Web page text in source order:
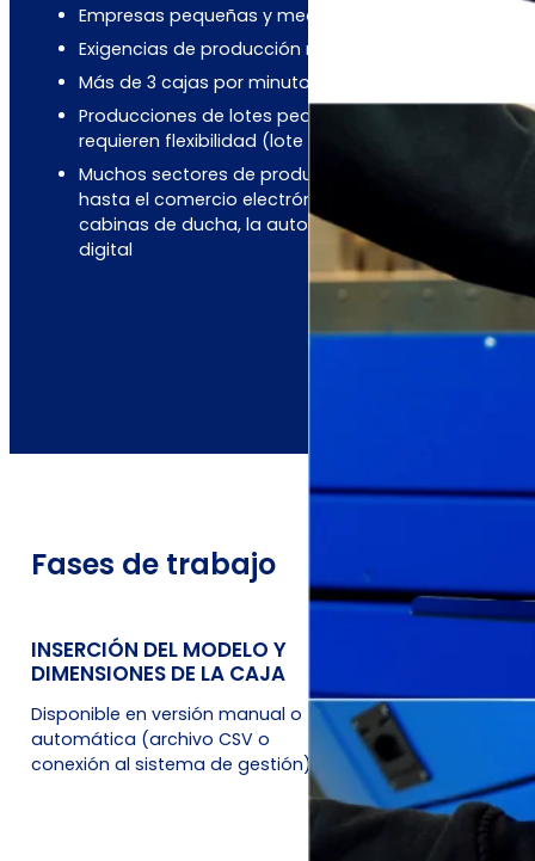
Empresas pequeñas y medianas
Exigencias de producción media-baja
Más de 3 cajas por minuto
Producciones de lotes pequeños o que
requieren flexibilidad (lote 1)
Muchos sectores de producción, desde muebles
hasta el comercio electrónico, pasando por las
cabinas de ducha, la automoción o la impresión
digital
¡Descubra cómo New Compack puede
Fases de trabajo
INSERCIÓN DEL MODELO Y
DIMENSIONES DE LA CAJA
Disponible en versión manual o
automática (archivo CSV o
conexión al sistema de gestión)
a máquina
selecciona
mejor cartón
la caja optimizada
los desechos